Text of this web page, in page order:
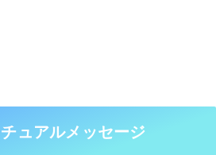
ュアルメッセージ